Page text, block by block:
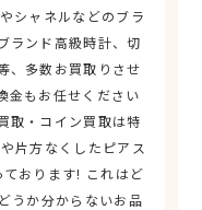
シャネルなどのブラ
ランド高級時計、切
、多数お買取りさせ
金もお任せください
取・コイン買取は特
片方なくしたピアス
おります! これはど
うか分からないお品